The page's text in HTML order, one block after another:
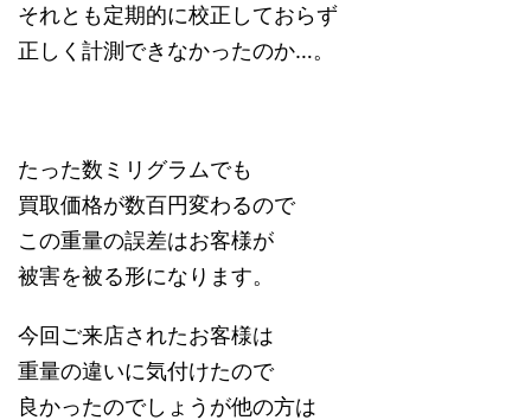
それとも定期的に校正しておらず
正しく計測できなかったのか…。
たった数ミリグラムでも
買取価格が数百円変わるので
この重量の誤差はお客様が
被害を被る形になります。
今回ご来店されたお客様は
重量の違いに気付けたので
良かったのでしょうが他の方は